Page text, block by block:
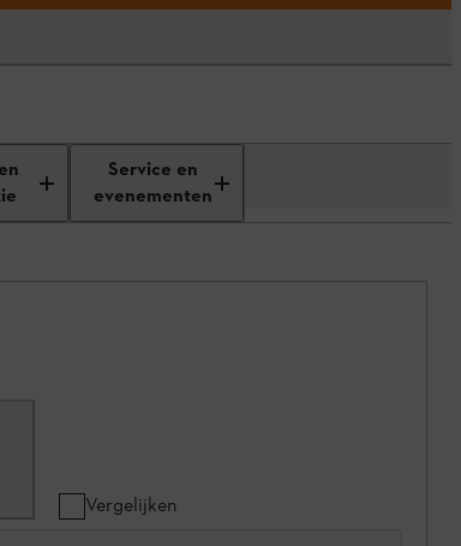
Service en
evenementen
Vergelijken